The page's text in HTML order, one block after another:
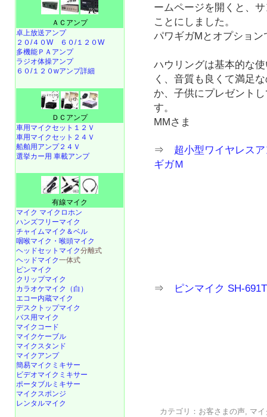
ームページを開くと、
ことにしました。
パワギガMとオプション
ハウリングは基本的な
く、音質も良くて満足
か、子供にプレゼント
す。
MMさま
⇒ 超小型ワイヤレス
ギガＭ
⇒ ピンマイク SH-
カテゴリ： お客さまの声, マ
ＡＣアンプ
卓上放送アンプ
２０/４０W
６０/１２０W
多機能ＰＡアンプ
ラジオ体操アンプ
６０/１２０wアンプ詳細
ＤＣアンプ
車用マイクセット１２Ｖ
車用マイクセット２４Ｖ
船舶用アンプ２４Ｖ
選挙カー用 車載アンプ
有線マイク
マイク マイクロホン
ハンズフリーマイク
チャイムマイク＆ベル
咽喉マイク・喉頭マイク
ヘッドセットマイク分離式
ヘッドマイク一体式
ピンマイク
クリップマイク
カラオケマイク（白）
エコー内蔵マイク
デスクトップマイク
バス用マイク
マイクコード
マイクケーブル
マイクスタンド
マイクアンプ
簡易マイクミキサー
ビデオマイクミキサー
ポータブルミキサー
マイクスポンジ
レンタルマイク